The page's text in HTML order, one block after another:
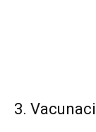
3.